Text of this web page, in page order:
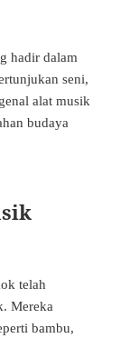
hadir dalam
seni,
alat musik
budaya
telah
Mereka
bambu,